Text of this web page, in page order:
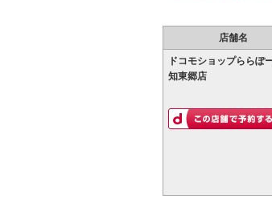
店舗名
ドコモショップららぽ
知東郷店